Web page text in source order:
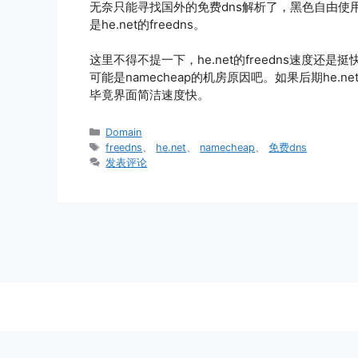
无奈只能寻找国外的免费dns解析了，黑色自由
是he.net的freedns。
这里不得不提一下，he.net的freedns速度还是挺
可能是namecheap的机房原因吧。如果后期
毕竟界面简洁速度快。
分
类
Domain
标
签
freedns he.net namecheap 、免费dns
发表评论